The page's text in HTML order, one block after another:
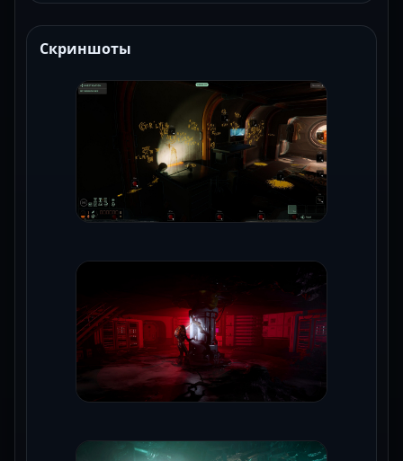
Скриншоты